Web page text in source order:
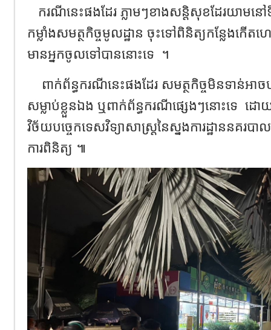
ករណី​នេះ​ផងដែរ​ ភ្លាមៗ​ខាង​សន្តិសុខ​ដែរ​យាម​ន
កម្លាំង​សមត្ថកិច្ច​មូលដ្ឋាន​ ចុះ​ទៅ​ពិនិត្យ​កន្លែង​កើត​
មាន​អ្នក​ចូល​ទៅ​បាន​នោះ​ទេ​ ។
ពាក់ព័ន្ធ​ករណី​នេះ​ផងដែរ​ សមត្ថកិច្ច​មិន​ទាន់​អា
សម្លាប់ខ្លួន​ឯង​ ឬ​ពាក់​ព័ន្ធករណី​ផ្សេងៗ​នោះ​ទេ​ ដោ
វិច័យ​បច្ចេកទេស​វិទ្យាសាស្ត្រ​នៃ​ស្នង​ការ​ដ្ឋាន​នគរបា
ការពិនិត្យ​ ៕